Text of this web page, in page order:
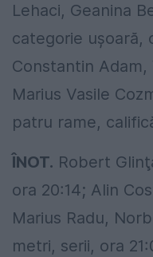
Lehaci, Geanina
categorie uşoară,
Constantin Adam,
Marius Vasile
patru rame,
ÎNOT. Robert
ora 20:14; Alin
Marius Radu,
metri, serii, ora